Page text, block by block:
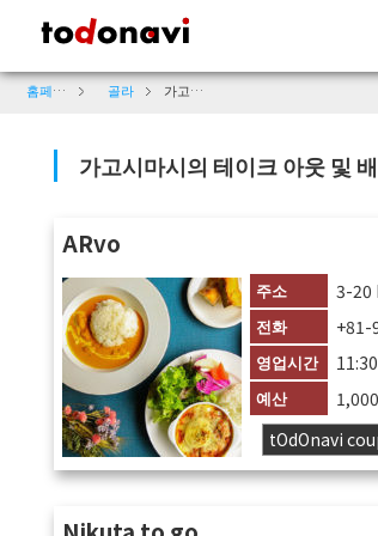
todonavi - 일본 문화 및 관광 정보 사이트
홈페이지 골라 가고시마시의 테이크 아웃 및 배달 레스토랑
가고시마시의 테이크 아웃 및
ARvo
주소 3-20
전화 +81-
영업시간
예산
tOdOnavi